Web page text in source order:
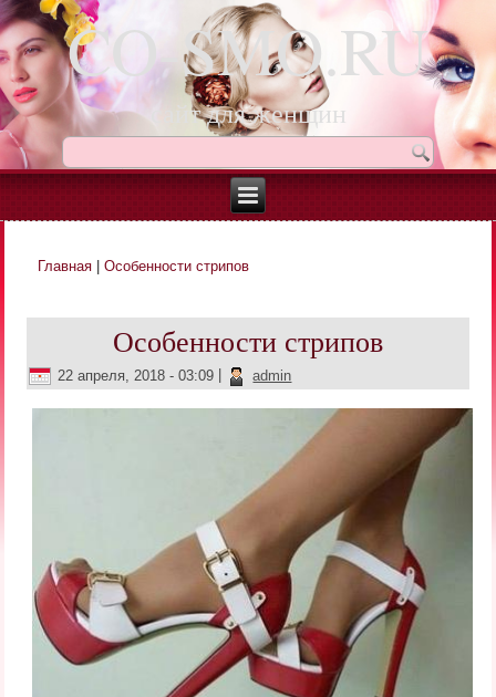
CO-SMO.RU
сайт для женщин
Вы здесь
Главная| Особенности стрипов
Особенности стрипов
22 апреля, 2018 - 03:09 admin